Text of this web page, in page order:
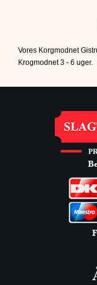
Vores Korgmodnet
Krogmodnet 3 - 6 uger.